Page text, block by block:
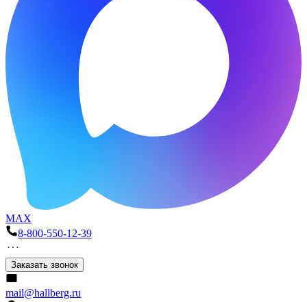
MAX
8-800-550-12-39
Заказать звонок
mail@hallberg.ru